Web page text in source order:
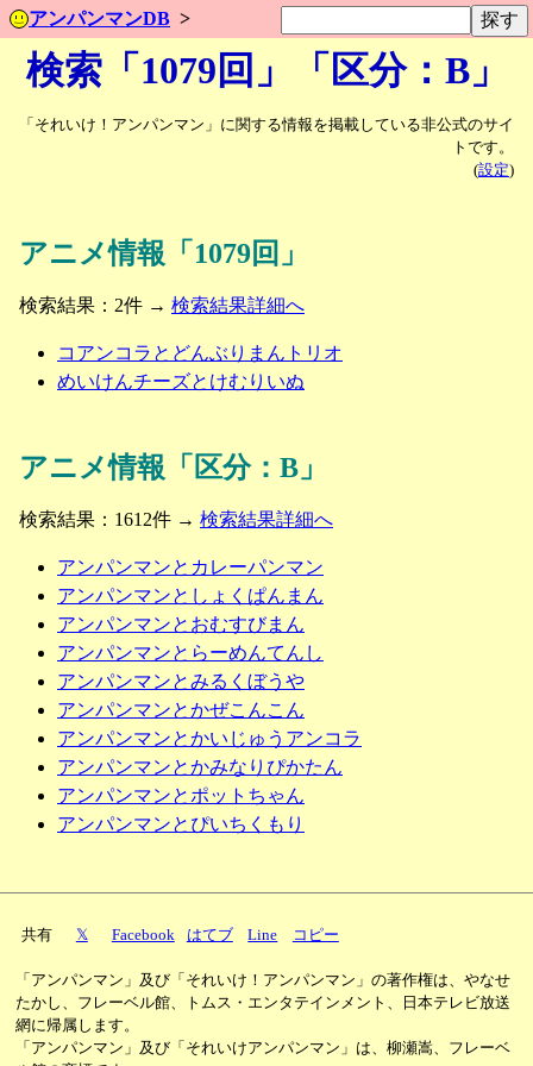
アンパンマンDB
検索「1079回」「区分：B」
「それいけ！アンパンマン」に関する情報を掲載している非公式のサイ
トです。
(設定)
アニメ情報「1079回」
検索結果：2件 → 検索結果詳細へ
コアンコラとどんぶりまんトリオ
めいけんチーズとけむりいぬ
アニメ情報「区分：B」
検索結果：1612件 → 検索結果詳細へ
アンパンマンとカレーパンマン
アンパンマンとしょくぱんまん
アンパンマンとおむすびまん
アンパンマンとらーめんてんし
アンパンマンとみるくぼうや
アンパンマンとかぜこんこん
アンパンマンとかいじゅうアンコラ
アンパンマンとかみなりぴかたん
アンパンマンとポットちゃん
アンパンマンとぴいちくもり
共有 𝕏 Facebook はてブ Line コピー
「アンパンマン」及び「それいけ！アンパンマン」の著作権は、やなせ
たかし、フレーベル館、トムス・エンタテインメント、日本テレビ放送
網に帰属します。
「アンパンマン」及び「それいけアンパンマン」は、柳瀬嵩、フレーベ